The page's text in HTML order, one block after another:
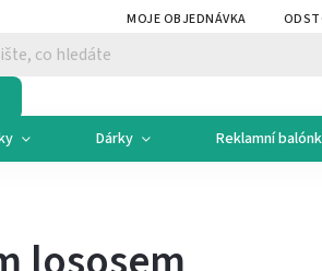
MOJE OBJEDNÁVKA
Dárky Reklamní